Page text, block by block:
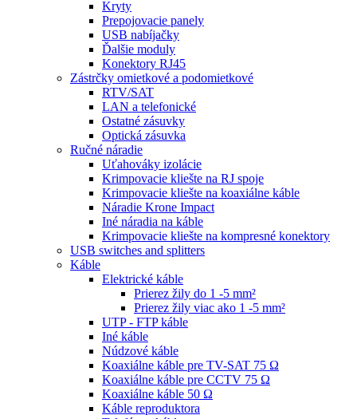
Kryty
Prepojovacie panely
USB nabíjačky
Ďalšie moduly
Konektory RJ45
Zástrčky omietkové a podomietkové
RTV/SAT
LAN a telefonické
Ostatné zásuvky
Optická zásuvka
Ručné náradie
Uťahováky izolácie
Krimpovacie kliešte na RJ spoje
Krimpovacie kliešte na koaxiálne káble
Náradie Krone Impact
Iné náradia na káble
Krimpovacie kliešte na kompresné konektory
USB switches and splitters
Káble
Elektrické káble
Prierez žily do 1 -5 mm²
Prierez žily viac ako 1 -5 mm²
UTP - FTP káble
Iné káble
Núdzové káble
Koaxiálne káble pre TV-SAT 75 Ω
Koaxiálne káble pre CCTV 75 Ω
Koaxiálne káble 50 Ω
Káble reproduktora